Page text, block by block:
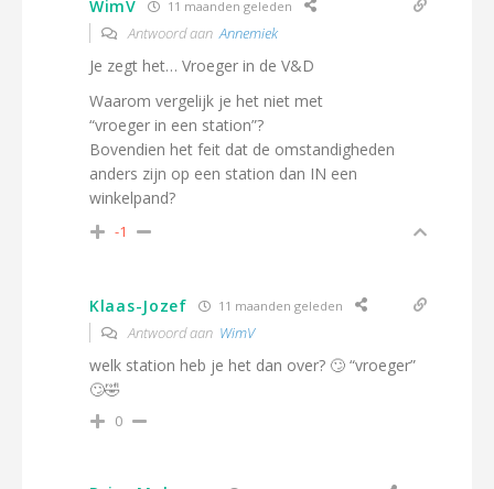
WimV 11 maanden geleden
Antwoord aanAnnemiek
Je zegt het… Vroeger in de V&D
Waarom vergelijk je het niet met
“vroeger in een station”?
Bovendien het feit dat de omstandigheden
anders zijn op een station dan IN een
winkelpand?
-1
Klaas-Jozef 11 maanden geleden
Antwoord aan WimV
welk station heb je het dan over? 🙄 “vroeger”
🙄🤣
0